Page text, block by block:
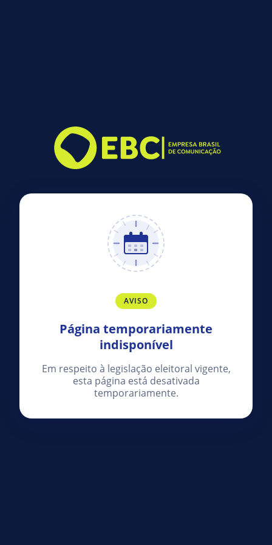
AVISO
Página temporariamente
indisponível
Em respeito à legislação eleitoral vigente,
esta página está desativada
temporariamente.